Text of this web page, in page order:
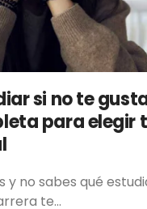
si no te
para elegir
y no sabes qué
te…